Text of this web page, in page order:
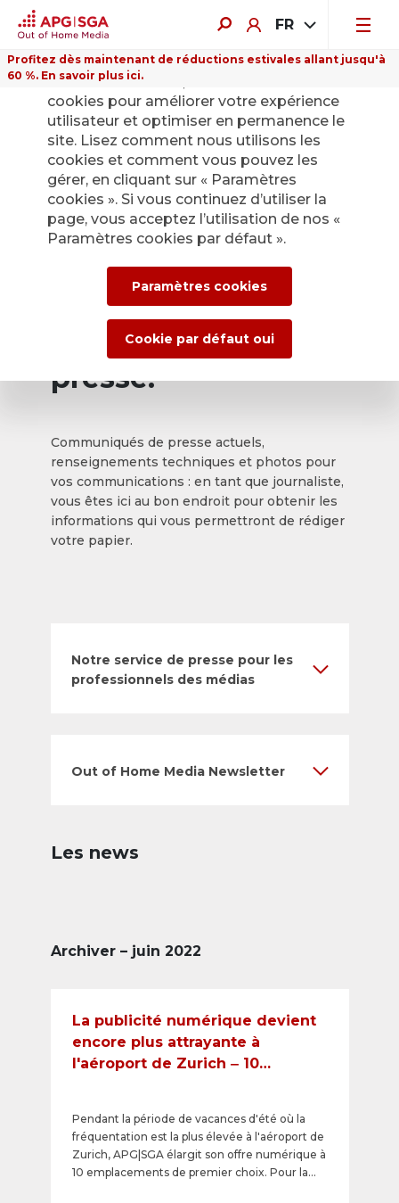
FR
Profitez dès maintenant de réductions estivales allant jusqu'à
60 %. En savoir plus ici.
Retour
Service de presse
d’APG|SGA pour les
actualités et les
communiqués de
presse.
Communiqués de presse actuels,
renseignements techniques et photos pour
vos communications : en tant que journaliste,
vous êtes ici au bon endroit pour obtenir les
informations qui vous permettront de rédiger
votre papier.
Notre service de presse pour les
professionnels des médias
Out of Home Media Newsletter
Les news
Archiver – juin 2022
La publicité numérique devient
encore plus attrayante à
l'aéroport de Zurich ‒ 10
Pendant la période de vacances d'été où la
fréquentation est la plus élevée à l'aéroport de
Zurich, APG|SGA élargit son offre numérique à
10 emplacements de premier choix. Pour la
Sur ce site Internet, nous utilisons des
cookies pour améliorer votre expérience
utilisateur et optimiser en permanence le
site. Lisez comment nous utilisons les
cookies et comment vous pouvez les
gérer, en cliquant sur « Paramètres
cookies ». Si vous continuez d’utiliser la
page, vous acceptez l’utilisation de nos «
Paramètres cookies par défaut ».
Paramètres cookies
Cookie par défaut oui